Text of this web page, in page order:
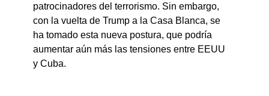
patrocinadores del terrorismo. Sin embargo,
con la vuelta de Trump a la Casa Blanca, se
ha tomado esta nueva postura, que podría
aumentar aún más las tensiones entre EEUU
y Cuba.